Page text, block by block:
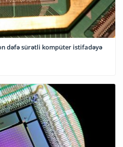
dəfə sürətli kompüter istifadəyə